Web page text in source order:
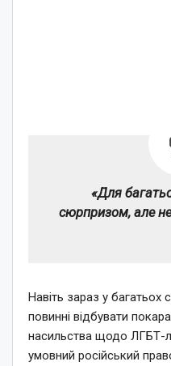
«Для
сюрпризом, але
Навіть зараз у багатьох
повинні відбувати
насильства щодо ЛГБТ-
умовний російський